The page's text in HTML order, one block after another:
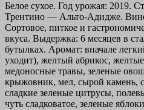
Белое сухое. Год урожая: 2019.
Трентино — Альто-Адидже.
Сортовое, питкое и
вкуса. Выдержка: 6 месяцев в
бутылках. Аромат: вначале
уходит), желтый абрикос,
медоносные травы, зеленые
крыжовник, мел, сырой камень,
сладкие зеленые цитрусы,
чуть сладковатое, зеленые